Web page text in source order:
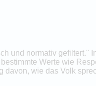
und normativ gefiltert."
Werte wie
wie das Volk